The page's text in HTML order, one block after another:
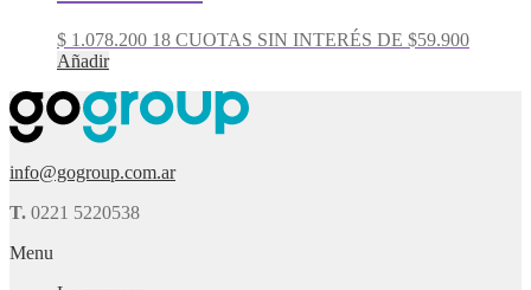
$ 1.078.200 18 CUOTAS SIN INTERÉS DE $59.900
Añadir
info@gogroup.com.ar
T. 0221 5220538
Menu